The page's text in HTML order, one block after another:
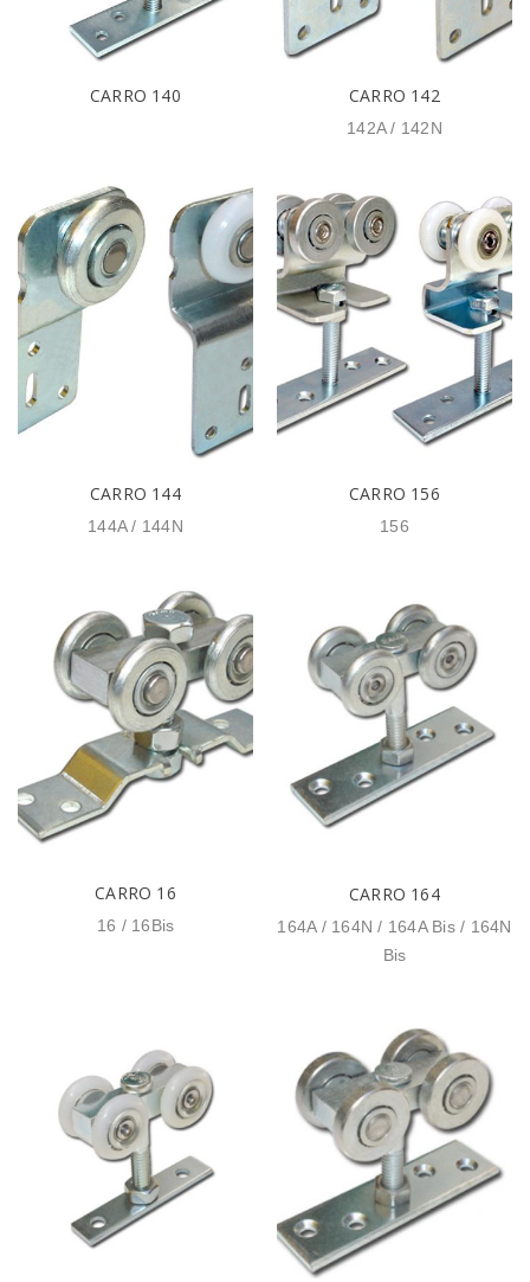
CARRO 140 CARRO 142
142A / 142N
CARRO 144
144A / 144N
CARRO 156
156
CARRO 16
16 / 16Bis
CARRO 164
164A / 164N / 164A Bis / 164N
Bis